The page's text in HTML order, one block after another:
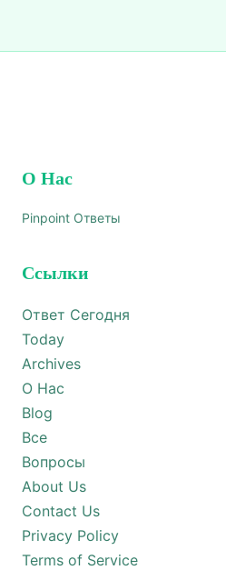
О Нас
Pinpoint Ответы
Ссылки
Ответ Сегодня
Today
Archives
О Нас
Blog
Все
Вопросы
About Us
Contact Us
Privacy Policy
Terms of Service